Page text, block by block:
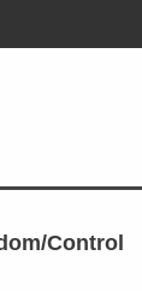
Control